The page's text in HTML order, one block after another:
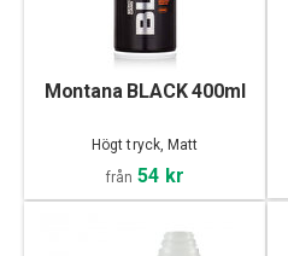
Montana BLACK 400ml
Högt tryck, Matt
från 54 kr